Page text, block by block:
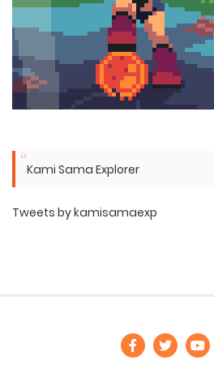
Kami Sama Explorer
Tweets by kamisamaexp